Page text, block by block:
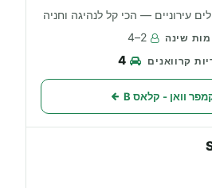
עירוניים — הכי קל לנהיגה וחניה
2–4
4